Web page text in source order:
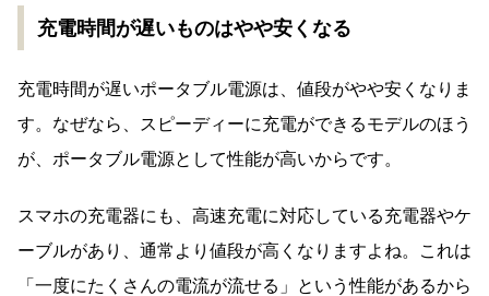
充電時間が遅いものはやや安くなる
充電時間が遅いポータブル電源は、値段がやや安くなりま
す。なぜなら、スピーディーに充電ができるモデルのほう
が、ポータブル電源として性能が高いからです。
スマホの充電器にも、高速充電に対応している充電器やケ
ーブルがあり、通常より値段が高くなりますよね。これは
「一度にたくさんの電流が流せる」という性能があるから